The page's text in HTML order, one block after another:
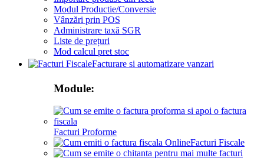
Modul Productie/Conversie
Vânzări prin POS
Administrare taxă SGR
Liste de prețuri
Mod calcul pret stoc
Facturare si automatizare vanzari
Module:
Facturi Proforme
Facturi Fiscale